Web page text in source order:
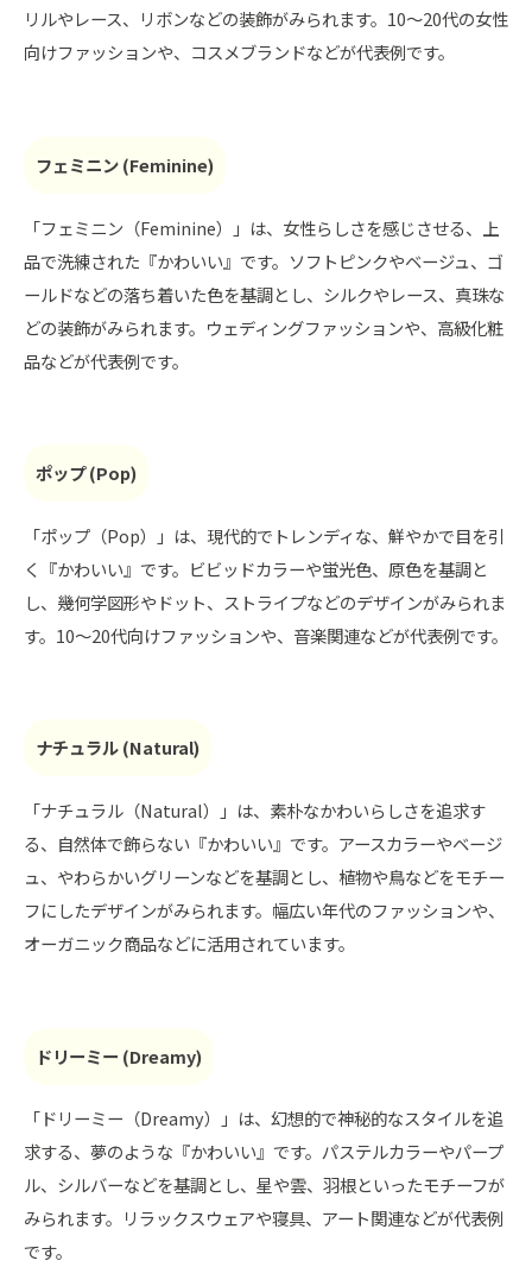
リルやレース、リボンなどの装飾がみられます。10～20代の女性
向けファッションや、コスメブランドなどが代表例です。
フェミニン (Feminine)
「フェミニン（Feminine）」は、女性らしさを感じさせる、上
品で洗練された『かわいい』です。ソフトピンクやベージュ、ゴ
ールドなどの落ち着いた色を基調とし、シルクやレース、真珠な
どの装飾がみられます。ウェディングファッションや、高級化粧
品などが代表例です。
ポップ (Pop)
「ポップ（Pop）」は、現代的でトレンディな、鮮やかで目を引
く『かわいい』です。ビビッドカラーや蛍光色、原色を基調と
し、幾何学図形やドット、ストライプなどのデザインがみられま
す。10～20代向けファッションや、音楽関連などが代表例です。
ナチュラル (Natural)
「ナチュラル（Natural）」は、素朴なかわいらしさを追求す
る、自然体で飾らない『かわいい』です。アースカラーやベージ
ュ、やわらかいグリーンなどを基調とし、植物や鳥などをモチー
フにしたデザインがみられます。幅広い年代のファッションや、
オーガニック商品などに活用されています。
ドリーミー (Dreamy)
「ドリーミー（Dreamy）」は、幻想的で神秘的なスタイルを追
求する、夢のような『かわいい』です。パステルカラーやパープ
ル、シルバーなどを基調とし、星や雲、羽根といったモチーフが
みられます。リラックスウェアや寝具、アート関連などが代表例
です。